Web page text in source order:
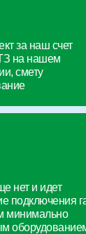
за наш счет
на нашем
смету
нет и идет
подключения
минимально